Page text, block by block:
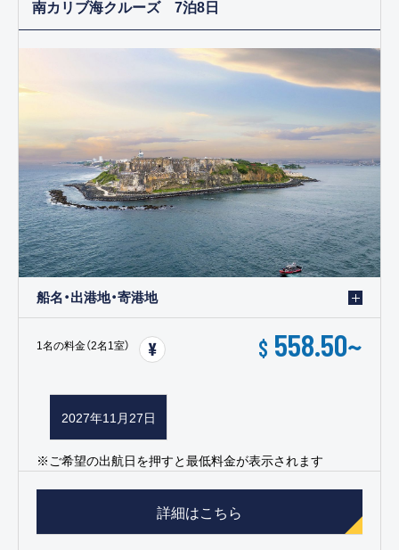
南カリブ海クルーズ 7泊8日
船名・出港地・寄港地
1名の料金（2名1室） $ 558.50~
2027年11月27日
※ご希望の出航日を押すと最低料金が表示されます
詳細はこちら